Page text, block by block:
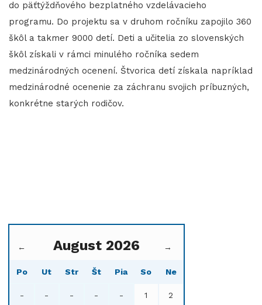
do päťtýždňového bezplatného vzdelávacieho
programu. Do projektu sa v druhom ročníku zapojilo 360
škôl a takmer 9000 detí. Deti a učitelia zo slovenských
škôl získali v rámci minulého ročníka sedem
medzinárodných ocenení. Štvorica detí získala napríklad
medzinárodné ocenenie za záchranu svojich príbuzných,
konkrétne starých rodičov.
← August 2026 →
Po Ut Str Št Pia So Ne
- - - - - 1 2